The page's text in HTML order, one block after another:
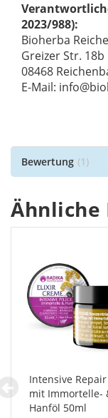
2023/988):
Bioherba
Greizer Str. 18b
08468
E-Mail:
Bewertung 1
Ähnliche
Intensive
mit Immortelle-
Hanföl 50ml